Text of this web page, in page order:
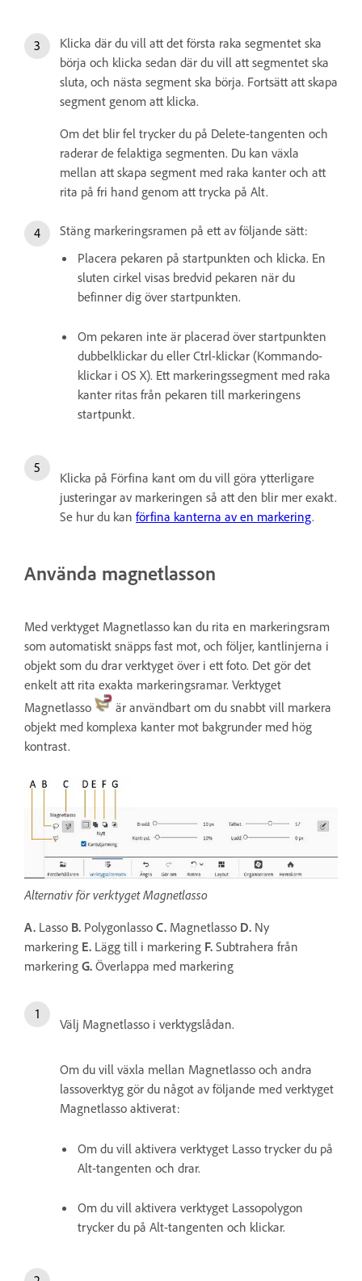
Klicka där du vill att det första raka segmentet ska
börja och klicka sedan där du vill att segmentet ska
sluta, och nästa segment ska börja. Fortsätt att skapa
segment genom att klicka.
Om det blir fel trycker du på Delete-tangenten och
raderar de felaktiga segmenten. Du kan växla
mellan att skapa segment med raka kanter och att
rita på fri hand genom att trycka på Alt.
Stäng markeringsramen på ett av följande sätt:
Placera pekaren på startpunkten och klicka. En
sluten cirkel visas bredvid pekaren när du
befinner dig över startpunkten.
Om pekaren inte är placerad över startpunkten
dubbelklickar du eller Ctrl-klickar (Kommando-
klickar i OS X). Ett markeringssegment med raka
kanter ritas från pekaren till markeringens
startpunkt.
Klicka på Förfina kant om du vill göra ytterligare
justeringar av markeringen så att den blir mer exakt.
Se hur du kan förfina kanterna av en markering.
Använda magnetlasson
Med verktyget Magnetlasso kan du rita en markeringsram
som automatiskt snäpps fast mot, och följer, kantlinjerna i
objekt som du drar verktyget över i ett foto. Det gör det
enkelt att rita exakta markeringsramar. Verktyget
Magnetlasso
är användbart om du snabbt vill markera
objekt med komplexa kanter mot bakgrunder med hög
kontrast.
Alternativ för verktyget Magnetlasso
A. Lasso B. Polygonlasso C. Magnetlasso D. Ny
markering E. Lägg till i markering F. Subtrahera från
markering G. Överlappa med markering
Välj Magnetlasso i verktygslådan.
Om du vill växla mellan Magnetlasso och andra
lassoverktyg gör du något av följande med verktyget
Magnetlasso aktiverat:
Om du vill aktivera verktyget Lasso trycker du på
Alt-tangenten och drar.
Om du vill aktivera verktyget Lassopolygon
trycker du på Alt-tangenten och klickar.